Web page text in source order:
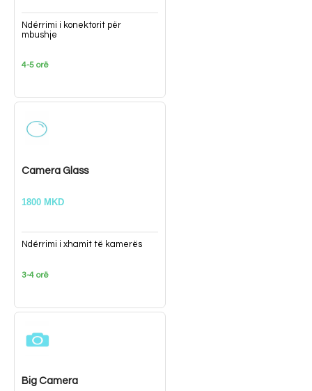
Ndërrimi i konektorit për
mbushje
4-5 orë
Camera Glass
1800 MKD
Ndërrimi i xhamit të kamerës
3-4 orë
Big Camera